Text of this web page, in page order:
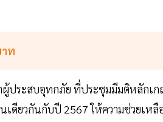
าท
ผู้ประสบอุทกภัย ที่ประชุมมีมติหลักเก
ดียวกันกับปี 2567 ให้ความช่วยเหลื